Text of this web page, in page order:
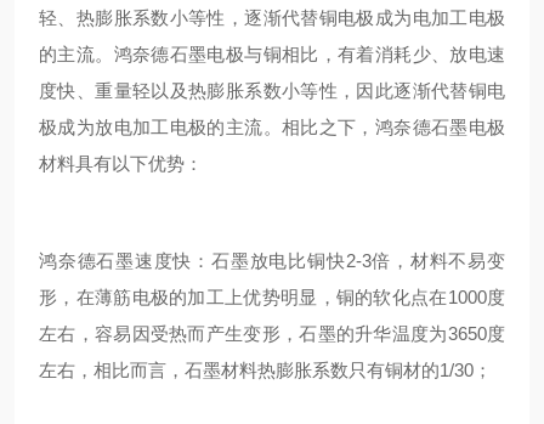
轻、热膨胀系数小等性，逐渐代替铜电极成为电加工电极
的主流。鸿奈德石墨电极与铜相比，有着消耗少、放电速
度快、重量轻以及热膨胀系数小等性，因此逐渐代替铜电
极成为放电加工电极的主流。相比之下，鸿奈德石墨电极
材料具有以下优势：
鸿奈德石墨速度快：石墨放电比铜快2-3倍，材料不易变
形，在薄筋电极的加工上优势明显，铜的软化点在1000度
左右，容易因受热而产生变形，石墨的升华温度为3650度
左右，相比而言，石墨材料热膨胀系数只有铜材的1/30；